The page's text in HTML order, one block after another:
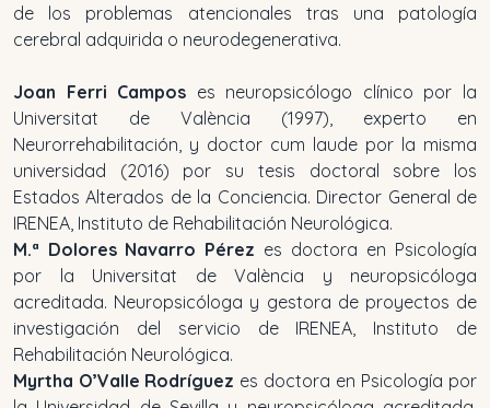
de los problemas atencionales tras una patología
cerebral adquirida o neurodegenerativa.
Joan Ferri Campos es neuropsicólogo clínico por la
Universitat de València (1997), experto en
Neurorrehabilitación, y doctor cum laude por la misma
universidad (2016) por su tesis doctoral sobre los
Estados Alterados de la Conciencia. Director General de
IRENEA, Instituto de Rehabilitación Neurológica.
M.ª Dolores Navarro Pérez es doctora en Psicología
por la Universitat de València y neuropsicóloga
acreditada. Neuropsicóloga y gestora de proyectos de
investigación del servicio de IRENEA, Instituto de
Rehabilitación Neurológica.
Myrtha O’Valle Rodríguez es doctora en Psicología por